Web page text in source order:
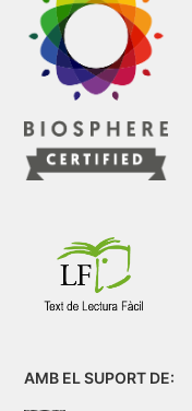
AMB EL SUPORT DE: